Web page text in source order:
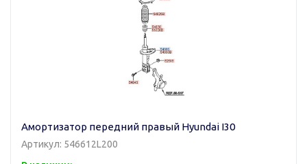
Амортизатор передний правый Hyundai I30
Артикул: 546612L200